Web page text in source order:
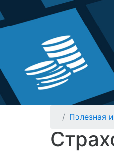
Полезная